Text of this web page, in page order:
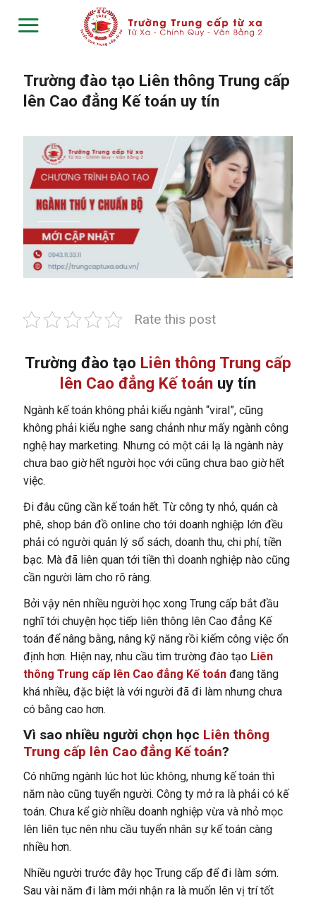
Trường đào tạo Liên thông Trung cấp
lên Cao đẳng Kế toán uy tín
Rate this post
Trường đào tạo Liên thông Trung cấp
lên Cao đẳng Kế toán uy tín
Ngành kế toán không phải kiểu ngành “viral”, cũng
không phải kiểu nghe sang chảnh như mấy ngành công
nghệ hay marketing. Nhưng có một cái lạ là ngành này
chưa bao giờ hết người học với cũng chưa bao giờ hết
việc.
Đi đâu cũng cần kế toán hết. Từ công ty nhỏ, quán cà
phê, shop bán đồ online cho tới doanh nghiệp lớn đều
phải có người quản lý sổ sách, doanh thu, chi phí, tiền
bạc. Mà đã liên quan tới tiền thì doanh nghiệp nào cũng
cần người làm cho rõ ràng.
Bởi vậy nên nhiều người học xong Trung cấp bắt đầu
nghĩ tới chuyện học tiếp liên thông lên Cao đẳng Kế
toán để nâng bằng, nâng kỹ năng rồi kiếm công việc ổn
định hơn. Hiện nay, nhu cầu tìm trường đào tạo Liên
thông Trung cấp lên Cao đẳng Kế toánđang tăng
khá nhiều, đặc biệt là với người đã đi làm nhưng chưa
có bằng cao hơn.
Vì sao nhiều người chọn học Liên thông
Trung cấp lên Cao đẳng Kế toán?
Có những ngành lúc hot lúc không, nhưng kế toán thì
năm nào cũng tuyển người. Công ty mở ra là phải có kế
toán. Chưa kể giờ nhiều doanh nghiệp vừa và nhỏ mọc
lên liên tục nên nhu cầu tuyển nhân sự kế toán càng
nhiều hơn.
Nhiều người trước đây học Trung cấp để đi làm sớm.
Sau vài năm đi làm mới nhận ra là muốn lên vị trí tốt